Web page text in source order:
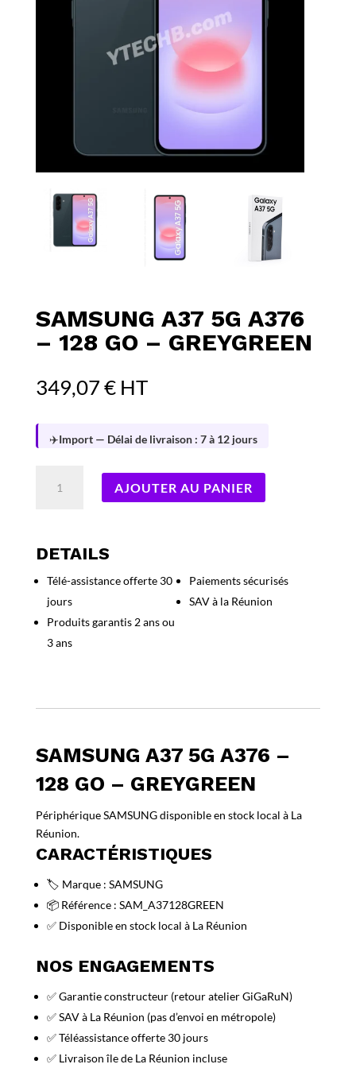
SAMSUNG A37 5G A376
– 128 GO – GREYGREEN
349,07€ HT
✈️Import — Délai de livraison : 7 à 12 jours
5G
–
128
GO
AJOUTER AU PANIER
DETAILS
Télé-assistance offerte 30
jours
Produits garantis 2 ans ou
3 ans
Paiements sécurisés
SAV à la Réunion
SAMSUNG A37 5G A376 –
128 GO – GREYGREEN
Périphérique SAMSUNG disponible en stock local à La
Réunion.
CARACTÉRISTIQUES
🏷️ Marque : SAMSUNG
📦 Référence : SAM_A37128GREEN
✅ Disponible en stock local à La Réunion
NOS ENGAGEMENTS
✅ Garantie constructeur (retour atelier GiGaRuN)
✅ SAV à La Réunion (pas d’envoi en métropole)
✅ Téléassistance offerte 30 jours
✅ Livraison île de La Réunion incluse